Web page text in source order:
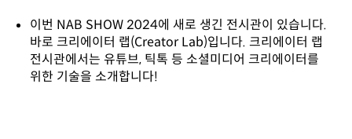
이번 NAB SHOW 2024에 새로 생긴 전시관이 있습니다.
바로 크리에이터 랩(Creator Lab)입니다. 크리에이터 랩
전시관에서는 유튜브, 틱톡 등 소셜미디어 크리에이터를
위한 기술을 소개합니다!